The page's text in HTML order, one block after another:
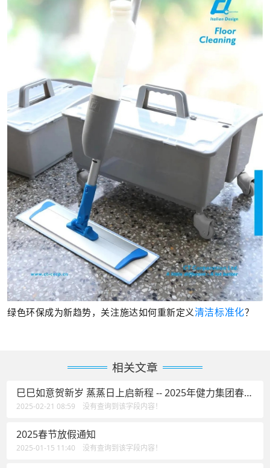
绿色环保成为新趋势，关注施达如何重新定义清洁标准化？
相关文章
巳巳如意贺新岁 蒸蒸日上启新程 -- 2025年健力集团春茗
活动花絮
2025-02-21 08:59 没有查询到该字段内容！
2025春节放假通知
2025-01-15 11:40 没有查询到该字段内容！